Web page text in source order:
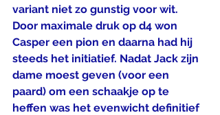
variant niet zo gunstig voor wit.
Door maximale druk op d4 won
Casper een pion en daarna had hij
steeds het initiatief. Nadat Jack zijn
dame moest geven (voor een
paard) om een schaakje op te
heffen was het evenwicht definitief